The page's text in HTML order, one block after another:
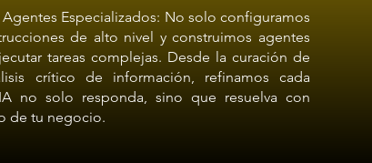
Especializados: No solo configuramos
de alto nivel y construimos agentes
tareas complejas. Desde la curación de
crítico de información, refinamos cada
no solo responda, sino que resuelva con
de tu negocio.